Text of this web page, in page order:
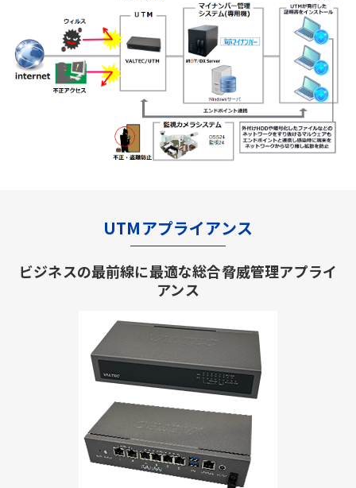
UTMアプライアンス
ビジネスの最前線に最適な総合脅威管理アプライ
アンス